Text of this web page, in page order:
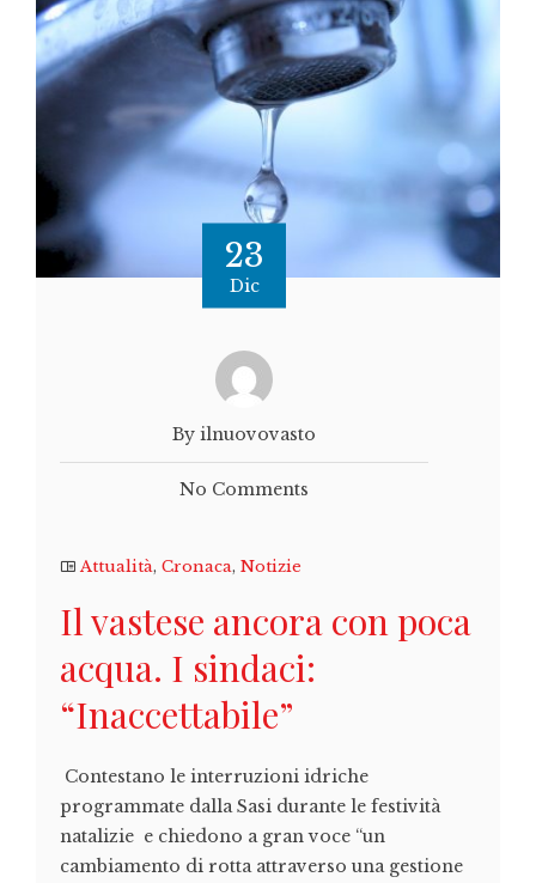
23
Dic
By ilnuovovasto
No Comments
Attualità, Cronaca, Notizie
Il vastese ancora con poca
acqua. I sindaci:
“Inaccettabile”
Contestano le interruzioni idriche
programmate dalla Sasi durante le festività
natalizie e chiedono a gran voce “un
cambiamento di rotta attraverso una gestione